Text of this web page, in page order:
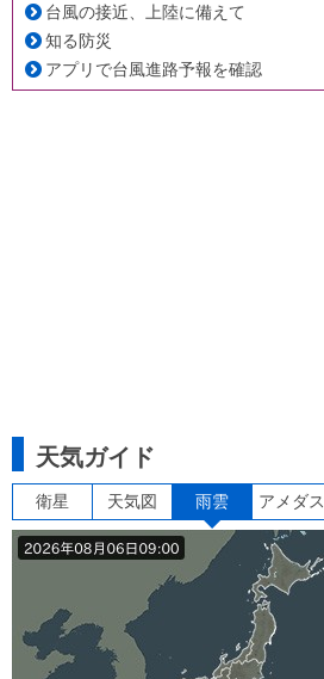
台風の接近、上陸に備えて
知る防災
アプリで台風進路予報を確認
天気ガイド
衛星 天気図 雨雲 アメダス